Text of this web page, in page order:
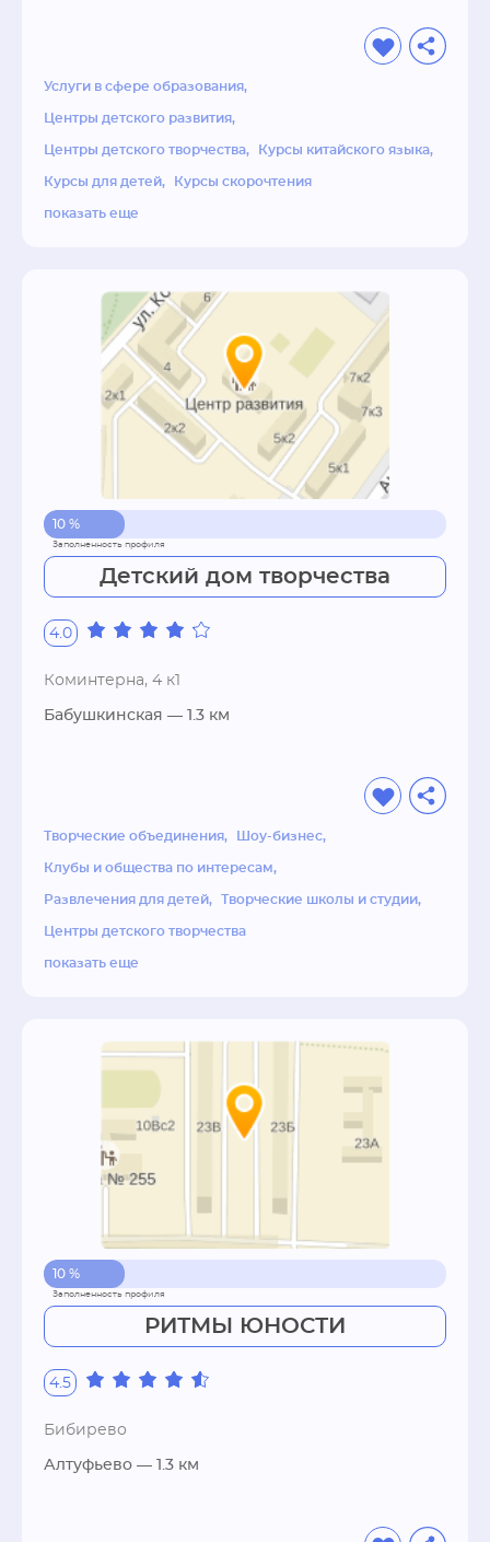
- Наши методики успешно используются
- Поддержка выпускников после окончания
ментальной арифметике и скорочтению.
Услуги в сфере образования
Центры детского развития
Центры детского творчества Курсы китайского языка
Курсы для детей Курсы скорочтения
показать еще
10 %
Детский дом творчества
4.0
Коминтерна, 4 к1
Бабушкинская — 1.3 км
Творческие объединения Шоу-бизнес
Клубы и общества по интересам
Развлечения для детей Творческие школы и студии
Центры детского творчества
показать еще
10 %
РИТМЫ ЮНОСТИ
4.5
Бибирево
Алтуфьево — 1.3 км